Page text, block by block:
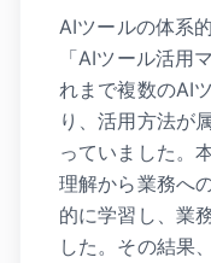
AIツールの体系
「AIツール活用
れまで複数のAI
り、活用方法が
っていました。
理解から業務へ
的に学習し、業
した。その結果